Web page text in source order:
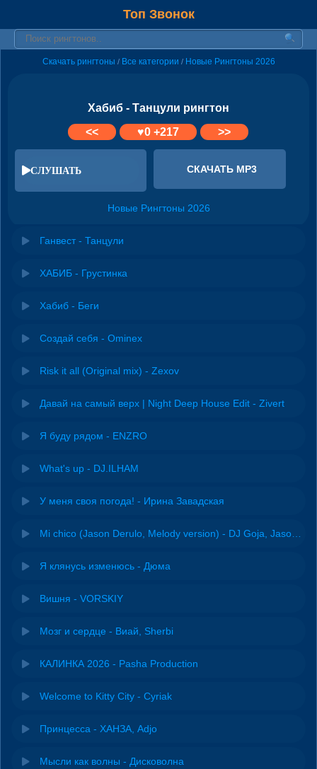
Топ Звонок
Скачать рингтоны / Все категории / Новые Рингтоны 2026
Хабиб - Танцули рингтон
<<
♥0+217 >>
СЛУШАТЬ СКАЧАТЬ MP3
Новые Рингтоны 2026
Ганвест - Танцули
ХАБИБ - Грустинка
Хабиб - Беги
Создай себя - Ominex
Risk it all (Original mix) - Zexov
Давай на самый верх | Night Deep House Edit - Zivert
Я буду рядом - ENZRO
What's up - DJ.ILHAM
У меня своя погода! - Ирина Завадская
Я клянусь изменюсь - Дюма
Вишня - VORSKIY
Мозг и сердце - Виай, Sherbi
КАЛИНКА 2026 - Pasha Production
Welcome to Kitty City - Cyriak
Принцесса - ХАНЗА, Adjo
Мысли как волны - Дисковолна